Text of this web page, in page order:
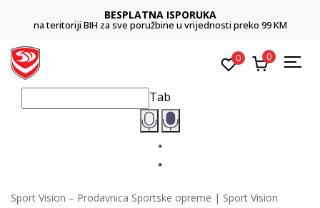
BESPLATNA ISPORUKA
na teritoriji BIH za sve poružbine u vrijednosti preko 99 KM
0 0
Tab
Sport Vision – Prodavnica Sportske opreme | Sport Vision